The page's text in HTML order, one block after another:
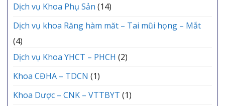
Dịch vụ Khoa Phụ Sản (14)
Dịch vụ khoa Răng hàm măt – Tai mũi họng – Mắt
(4)
Dịch vụ Khoa YHCT – PHCH (2)
Khoa CĐHA – TDCN (1)
Khoa Dược – CNK – VTTBYT (1)